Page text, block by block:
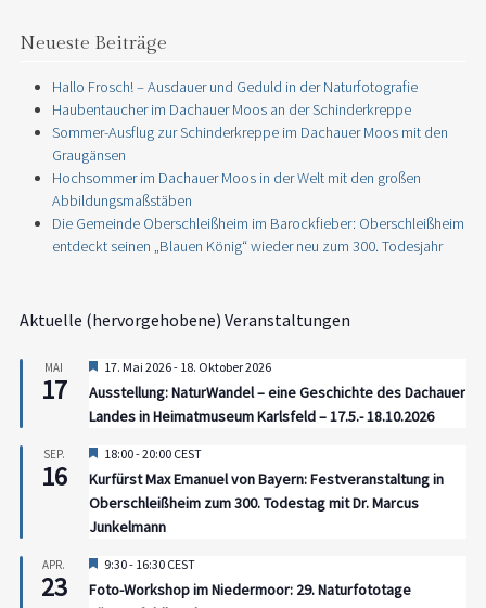
Neueste Beiträge
Hallo Frosch! – Ausdauer und Geduld in der Naturfotografie
Haubentaucher im Dachauer Moos an der Schinderkreppe
Sommer-Ausflug zur Schinderkreppe im Dachauer Moos mit den
Graugänsen
Hochsommer im Dachauer Moos in der Welt mit den großen
Abbildungsmaßstäben
Die Gemeinde Oberschleißheim im Barockfieber: Oberschleißheim
entdeckt seinen „Blauen König“ wieder neu zum 300. Todesjahr
Aktuelle (hervorgehobene) Veranstaltungen
MAI
17
Hervorgehoben
17. Mai 2026- 18. Oktober 2026
Ausstellung: NaturWandel – eine Geschichte des Dachauer
Landes in Heimatmuseum Karlsfeld – 17.5.- 18.10.2026
SEP.
16
Hervorgehoben
18:00-20:00 CEST
Kurfürst Max Emanuel von Bayern: Festveranstaltung in
Oberschleißheim zum 300. Todestag mit Dr. Marcus
Junkelmann
APR.
23
Hervorgehoben
9:30- 16:30 CEST
Foto-Workshop im Niedermoor: 29. Naturfototage